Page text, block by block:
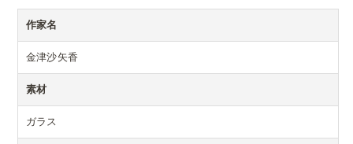
作家名
金津沙矢香
素材
ガラス